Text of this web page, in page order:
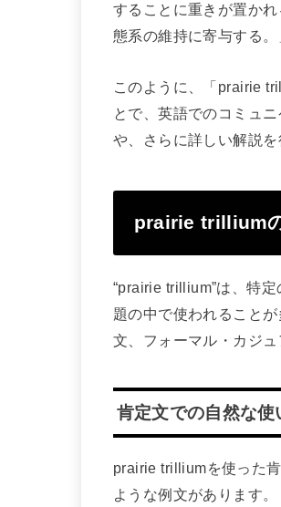
することに重きが置か
態系の維持に寄与する
このように、「prairie
とで、英語でのコミュ
や、さらに詳しい解説を
prairie trillium
“prairie trillium”は、特
題の中で使われること
文、フォーマル・カジ
肯定文での自然な使
prairie trilliumを使った
ような例文があります。